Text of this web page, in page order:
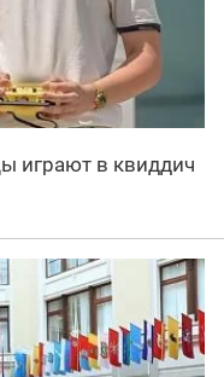
играют в квиддич